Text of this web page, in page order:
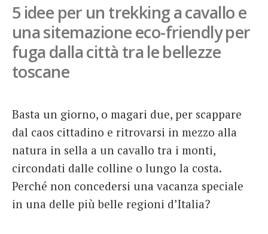
French
Italiano
5 idee per un trekking a cavallo e
una sitemazione eco-friendly per
fuga dalla città tra le bellezze
toscane
Basta un giorno, o magari due, per scappare
dal caos cittadino e ritrovarsi in mezzo alla
natura in sella a un cavallo tra i monti,
circondati dalle colline o lungo la costa.
Perché non concedersi una vacanza speciale
in una delle più belle regioni d’Italia?